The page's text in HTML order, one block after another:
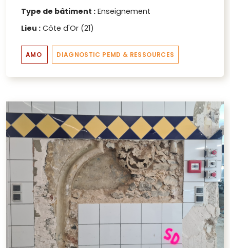
Type de bâtiment :Enseignement
Lieu :Côte d'Or (21)
AMO DIAGNOSTIC PEMD & RESSOURCES